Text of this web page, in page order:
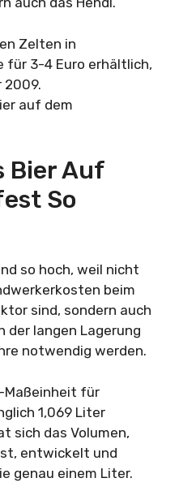
Zelten in
3-4 Euro erhältlich,
2009.
Bier Auf
So
so hoch, weil nicht
beim
sind, sondern auch
der langen Lagerung
notwendig werden.
Maßeinheit für
1,069 Liter
sich das Volumen,
entwickelt und
genau einem Liter.